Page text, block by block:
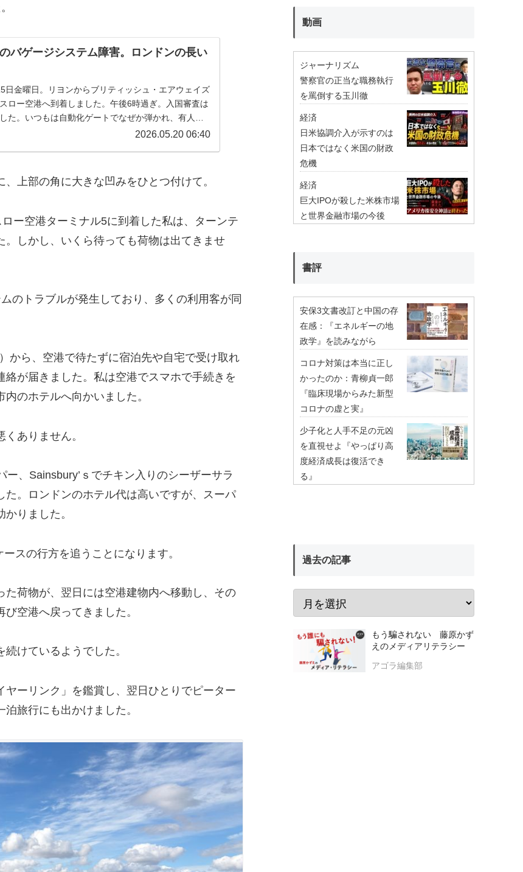
バゲージシステム障害。ロンドンの長い
日金曜日。リヨンからブリティッシュ・エアウェイズ
ロー空港へ到着しました。午後6時過ぎ。入国審査は
た。いつもは自動化ゲートでなぜか弾かれ、有人窓
2026.05.20 06:40
上部の角に大きな凹みをひとつ付けて。
ー空港ターミナル5に到着した私は、ターンテ
しかし、いくら待っても荷物は出てきませ
のトラブルが発生しており、多くの利用客が同
から、空港で待たずに宿泊先や自宅で受け取れ
が届きました。私は空港でスマホで手続きを
のホテルへ向かいました。
ありません。
、Sainsbury’ｓでチキン入りのシーザーサラ
。ロンドンのホテル代は高いですが、スーパ
りました。
スの行方を追うことになります。
荷物が、翌日には空港建物内へ移動し、その
空港へ戻ってきました。
けているようでした。
ーリンク」を鑑賞し、翌日ひとりでピーター
旅行にも出かけました。
動画
ジャーナリズム
警察官の正当な職務執行
を罵倒する玉川徹
経済
日米協調介入が示すのは
日本ではなく米国の財政
危機
経済
巨大IPOが殺した米株市場
と世界金融市場の今後
書評
安保3文書改訂と中国の存
在感：『エネルギーの地
政学』を読みながら
コロナ対策は本当に正し
かったのか：青柳貞一郎
『臨床現場からみた新型
コロナの虚と実』
少子化と人手不足の元凶
を直視せよ『やっぱり高
度経済成長は復活でき
る』
過去の記事
もう騙されない 藤原かず
えのメディアリテラシー
アゴラ編集部